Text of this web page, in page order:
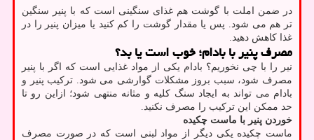
در ضمن املت با گوشت هم غذای سنگینی است که با پنیر سنگین
تر هم می شود. پس یا مقدار گوشت را کم کنید یا میزان پنیر را در
غذا کاهش دهید.
مصرف پنیر با بادام؛ خوب است یا بد؟
نیر را با چی نخوریم؟ بادام یکی از مواد غذایی است که اگر با پنیر
مصرف شود، سبب بروز مشکلات گوارشی می شود. ترکیب پنیر و
بادام می تواند به ایجاد سنگ کلیه و مثانه منتهی شود؛ ازاین رو تا
حد ممکن این ترکیب را مصرف نکنید.
خوردن پنیر با ماست چکیده
ماست چکیده یکی دیگر از مواد لبنی است که در صورت مصرف